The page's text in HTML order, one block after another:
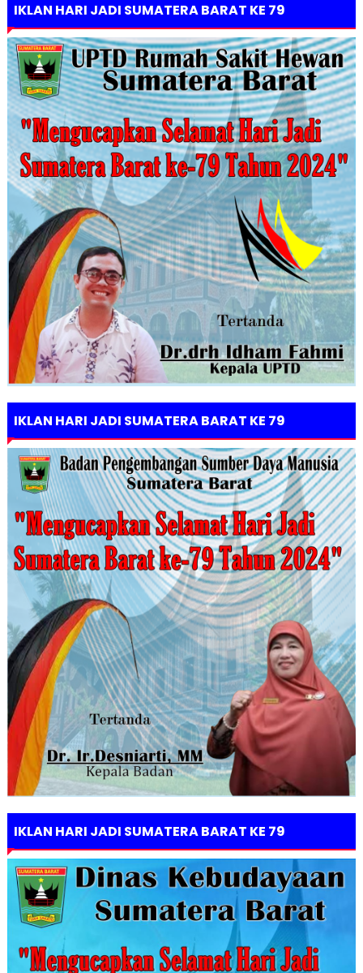
IKLAN HARI JADI SUMATERA BARAT KE 79
IKLAN HARI JADI SUMATERA BARAT KE 79
IKLAN HARI JADI SUMATERA BARAT KE 79